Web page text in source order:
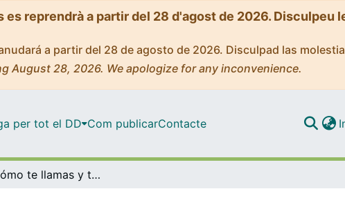
reprendrà a partir del 28 d'agost de 2026. Disculpeu
a partir del 28 de agosto de 2026. Disculpad las
August 28, 2026. We apologize for any inconvenience.
per tot el DD Com publicarContacte
Dime cómo te llamas y te diré quién eres y en qué puedo ayudarte. Una investigación sobre la “no” definición de las personas desplazadas por el cambio climático